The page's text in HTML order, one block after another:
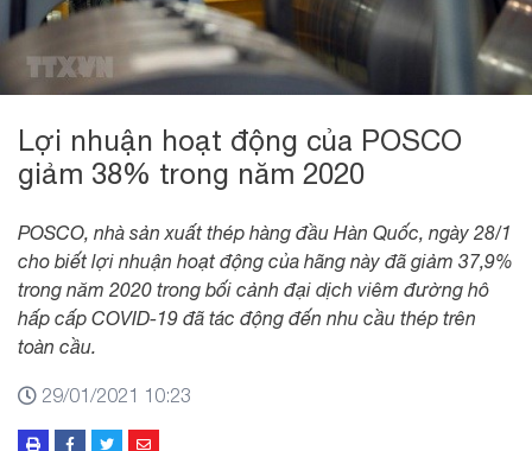
Lợi nhuận hoạt động của POSCO
giảm 38% trong năm 2020
POSCO, nhà sản xuất thép hàng đầu Hàn Quốc, ngày 28/1
cho biết lợi nhuận hoạt động của hãng này đã giảm 37,9%
trong năm 2020 trong bối cảnh đại dịch viêm đường hô
hấp cấp COVID-19 đã tác động đến nhu cầu thép trên
toàn cầu.
29/01/2021 10:23